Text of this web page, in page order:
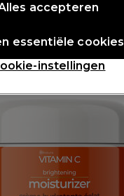
NIEUW
instellingen
essentiële cookies
accepteren